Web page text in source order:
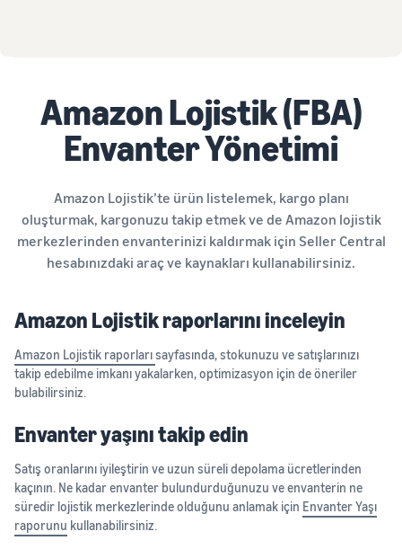
Amazon Lojistik (FBA)
Envanter Yönetimi
Amazon Lojistik’te ürün listelemek, kargo planı
oluşturmak, kargonuzu takip etmek ve de Amazon lojistik
merkezlerinden envanterinizi kaldırmak için Seller Central
hesabınızdaki araç ve kaynakları kullanabilirsiniz.
Amazon Lojistik raporlarını inceleyin
Amazon Lojistik raporlarısayfasında, stokunuzu ve satışlarınızı
takip edebilme imkanı yakalarken, optimizasyon için de öneriler
bulabilirsiniz.
Envanter yaşını takip edin
Satış oranlarını iyileştirin ve uzun süreli depolama ücretlerinden
kaçının. Ne kadar envanter bulundurduğunuzu ve envanterin ne
süredir lojistik merkezlerinde olduğunu anlamak için Envanter Yaşı
raporunu kullanabilirsiniz.